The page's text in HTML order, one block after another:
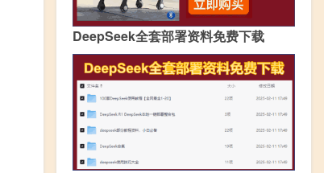
DeepSeek全套部署资料免费下载